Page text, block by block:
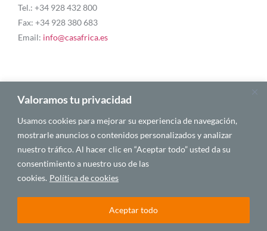
Valoramos tu privacidad
Usamos cookies para mejorar su experiencia de navegación,
mostrarle anuncios o contenidos personalizados y analizar
nuestro tráfico. Al hacer clic en “Aceptar todo” usted da su
consentimiento a nuestro uso de las
cookies. Política de cookies
Aceptar todo
Tel.: +34 928 432 800
Fax: +34 928 380 683
Email: info@casafrica.es
Blog
Quiénes somos
Autores
Español